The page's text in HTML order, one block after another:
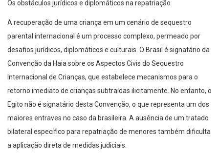
Os obstáculos jurídicos e diplomáticos na repatriação
A recuperação de uma criança em um cenário de sequestro
parental internacional é um processo complexo, permeado por
desafios jurídicos, diplomáticos e culturais. O Brasil é signatário da
Convenção da Haia sobre os Aspectos Civis do Sequestro
Internacional de Crianças, que estabelece mecanismos para o
retorno imediato de crianças subtraídas ilicitamente. No entanto, o
Egito não é signatário desta Convenção, o que representa um dos
maiores entraves no caso da brasileira. A ausência de um tratado
bilateral específico para repatriação de menores também dificulta
a aplicação direta de medidas judiciais.